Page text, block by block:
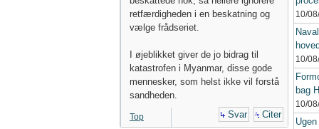
retfærdigheden i en beskatning og
vælge frådseriet.
I øjeblikket giver de jo bidrag til
katastrofen i Myanmar, disse gode
mennesker, som helst ikke vil forstå
sandheden.
Top Svar Citer
10/
10/
bag
10/